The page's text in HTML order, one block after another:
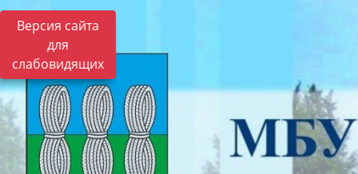
Версия сайта
для
слабовидящих